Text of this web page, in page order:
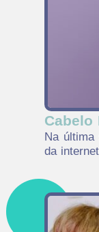
Cabelo
Na última
da